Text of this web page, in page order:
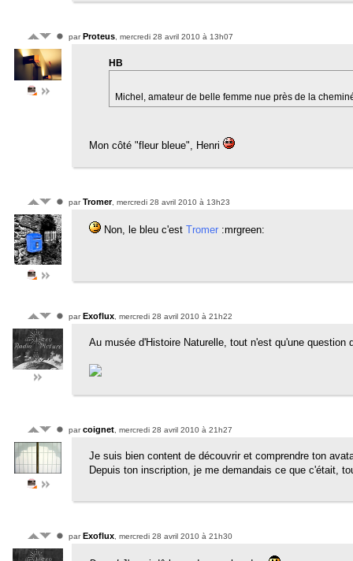
parProteus , mercredi 28 avril 2010 à 13h07
HB
Michel, amateur de belle femme nue près de la
Mon côté "fleur bleue", Henri
parTromer, mercredi 28 avril 2010 à 13h23
Non, le bleu c'est Tromer :mrgreen:
parExoflux , mercredi 28 avril 2010 à 21h22
Au musée d'Histoire Naturelle, tout n'est qu'une question
parcoignet , mercredi 28 avril 2010 à 21h27
Je suis bien content de découvrir et comprendre ton
Depuis ton inscription, je me demandais ce que c'était,
parExoflux , mercredi 28 avril 2010 à 21h30